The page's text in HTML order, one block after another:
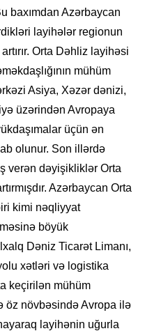
baxımdan Azərbaycan
layihələr regionun
Orta Dəhliz layihəsi
mühüm
Asiya, Xəzər dənizi,
üzərindən Avropaya
üçün ən
olunur. Son illərdə
verən dəyişikliklər Orta
Azərbaycan Orta
kimi nəqliyyat
böyük
Dəniz Ticarət Limanı,
xətləri və logistika
keçirilən mühüm
öz növbəsində Avropa ilə
layihənin uğurla